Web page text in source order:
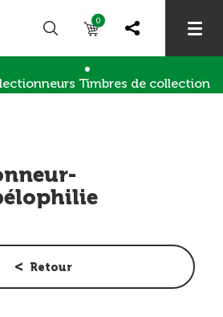
0
Timbres de collection
Retour